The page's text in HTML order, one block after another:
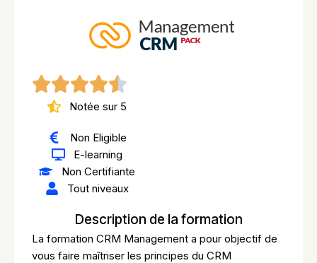
Notée sur 5
Non Eligible
E-learning
Non Certifiante
Tout niveaux
Description de la formation
La formation CRM Management a pour objectif de
vous faire maîtriser les principes du CRM